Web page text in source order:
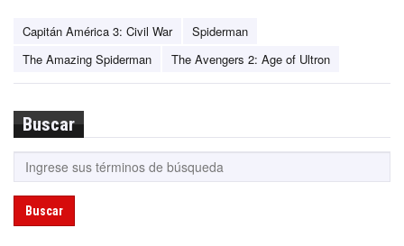
Capitán América 3: Civil War
Spiderman
The Amazing Spiderman
The Avengers 2: Age of Ultron
Buscar
Buscar